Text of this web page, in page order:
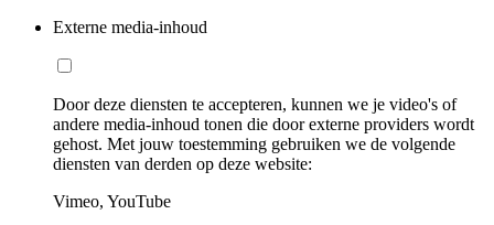
Externe media-inhoud
Door deze diensten te accepteren, kunnen we je video's of
andere media-inhoud tonen die door externe providers wordt
gehost. Met jouw toestemming gebruiken we de volgende
diensten van derden op deze website:
Vimeo, YouTube